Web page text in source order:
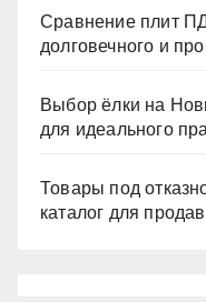
Сравнение плит
долговечного и
Выбор ёлки на
для идеального
Товары под
каталог для